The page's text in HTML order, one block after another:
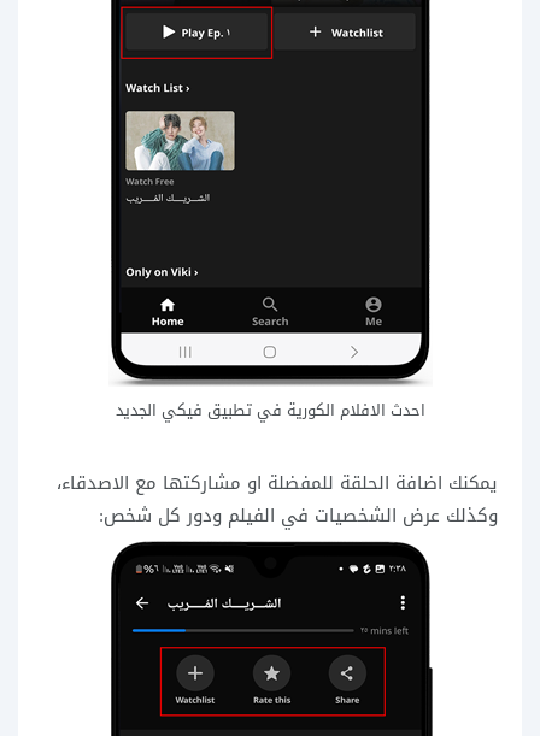
احدث الافلام الكورية في تطبيق فيكي الجديد
يمكنك اضافة الحلقة للمفضلة او مشاركتها مع الاصدقاء،
وكذلك عرض الشخصيات في الفيلم ودور كل شخص: